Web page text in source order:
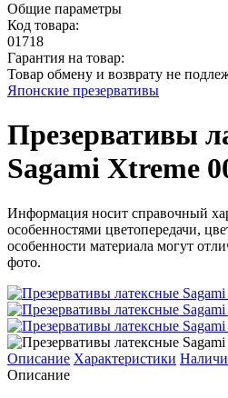
Общие параметры
Код товара:
01718
Гарантия на товар:
Товар обмену и возврату не
Японские презервативы
Презервативы
Sagami Xtreme
Информация носит справочный
особенностями цветопередачи,
особенности материала могут
фото.
Описание Характеристики
Описание